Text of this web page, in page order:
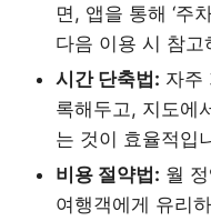
면, 앱을 통해 ‘주
다음 이용 시 참고
시간 단축법: 자주
록해두고, 지도에
는 것이 효율적입
비용 절약법: 월
여행객에게 유리